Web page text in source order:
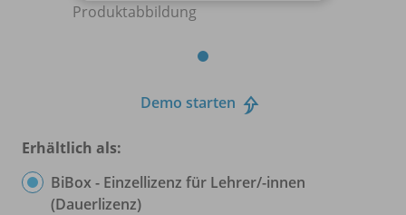
Produktabbildung
Demo starten
Erhältlich als:
BiBox - Einzellizenz für Lehrer/-innen
(Dauerlizenz)